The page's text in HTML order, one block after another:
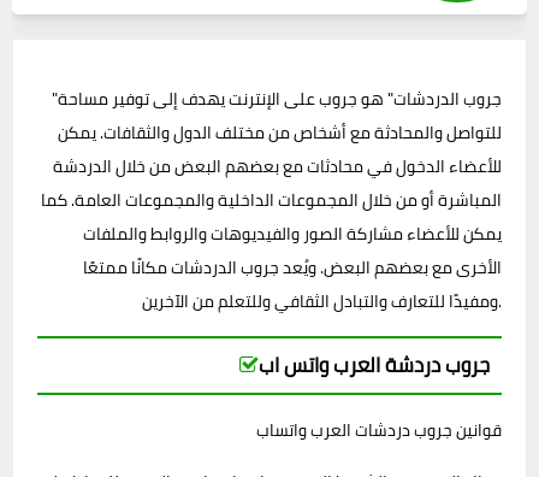
"جروب الدردشات" هو جروب على الإنترنت يهدف إلى توفير مساحة
للتواصل والمحادثة مع أشخاص من مختلف الدول والثقافات. يمكن
للأعضاء الدخول في محادثات مع بعضهم البعض من خلال الدردشة
المباشرة أو من خلال المجموعات الداخلية والمجموعات العامة. كما
يمكن للأعضاء مشاركة الصور والفيديوهات والروابط والملفات
الأخرى مع بعضهم البعض. ويُعد جروب الدردشات مكانًا ممتعًا
ومفيدًا للتعارف والتبادل الثقافي وللتعلم من الآخرين.
جروب دردشة العرب واتس اب
قوانين جروب دردشات العرب واتساب